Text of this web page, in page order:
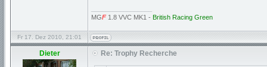
MGF1.8 VVC MK1 - British Racing Green
Fr 17. Dez 2010, 21:01
Dieter Re: Trophy Recherche